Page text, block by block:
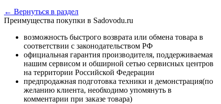
← Вернуться в раздел
Преимущества покупки в Sadovodu.ru
возможность быстрого возврата или обмена товара в
соответствии с законодательством РФ
официальная гарантия производителя, поддерживаемая
нашим сервисом и обширной сетью сервисных центров
на территории Российской Федерации
предпродажная подготовка техники и демонстрация(по
желанию клиента, необходимо упомянуть в
комментарии при заказе товара)